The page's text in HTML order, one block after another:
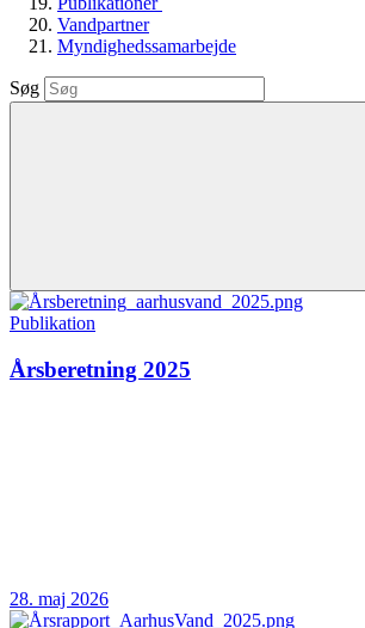
Vandpartner
Myndighedssamarbejde
Søg
Publikation
Årsberetning 2025
28. maj 2026